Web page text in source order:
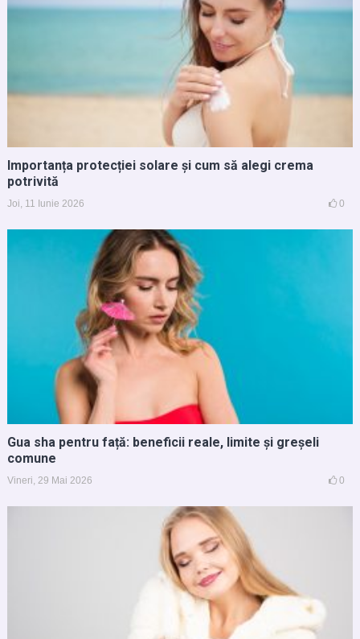
Importanța protecției solare și cum să alegi crema
potrivită
Joi, 11 Iunie 2026 0
Gua sha pentru față: beneficii reale, limite și greșeli
comune
Vineri, 29 Mai 2026 0